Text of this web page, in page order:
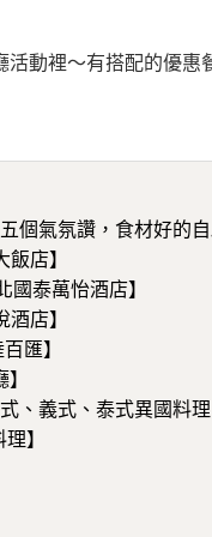
活動裡～有搭配的優
個氣氛讚，食材好的
飯店】
國泰萬怡酒店】
酒店】
匯】
、義式、泰式異國料
】